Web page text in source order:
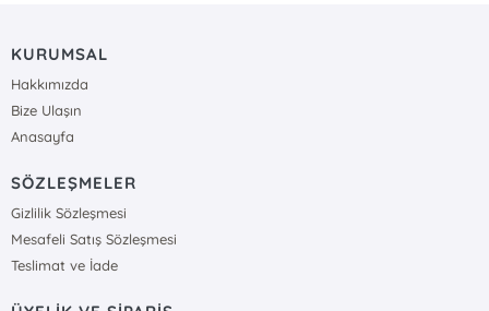
KURUMSAL
Hakkımızda
Bize Ulaşın
Anasayfa
SÖZLEŞMELER
Gizlilik Sözleşmesi
Mesafeli Satış Sözleşmesi
Teslimat ve İade